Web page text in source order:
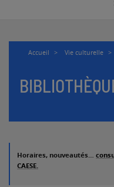
Accueil > Vie culturelle >
Horaires, nouveautés…
CAESE.